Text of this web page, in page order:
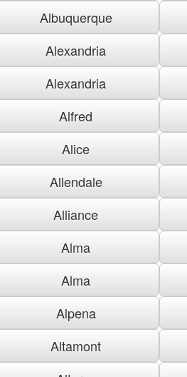
Albuquerque
Alexandria
Alexandria
Alfred
Alice
Allendale
Alliance
Alma
Alma
Alpena
Altamont